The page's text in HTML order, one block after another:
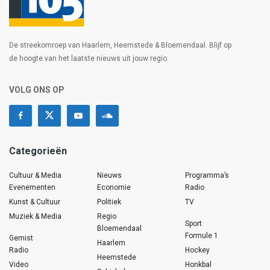
De streekomroep van Haarlem, Heemstede & Bloemendaal. Blijf op
de hoogte van het laatste nieuws uit jouw regio.
VOLG ONS OP
Categorieën
Cultuur & Media
Evenementen
Kunst & Cultuur
Muziek & Media
Gemist
Radio
Video
Nieuws
Economie
Politiek
Regio
Bloemendaal
Haarlem
Heemstede
Programma’s
Radio
TV
Sport
Formule 1
Hockey
Honkbal